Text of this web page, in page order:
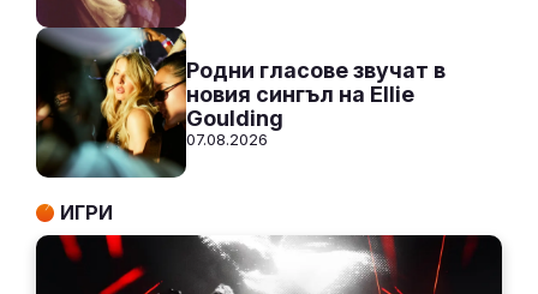
Родни гласове звучат в
новия сингъл на Ellie
Goulding
07.08.2026
ИГРИ